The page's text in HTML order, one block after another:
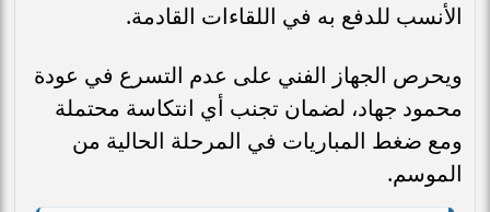
الأنسب للدفع به في اللقاءات القادمة.
ويحرص الجهاز الفني على عدم التسرع في عودة
محمود جهاد، لضمان تجنب أي انتكاسة محتملة
ومع ضغط المباريات في المرحلة الحالية من
الموسم.